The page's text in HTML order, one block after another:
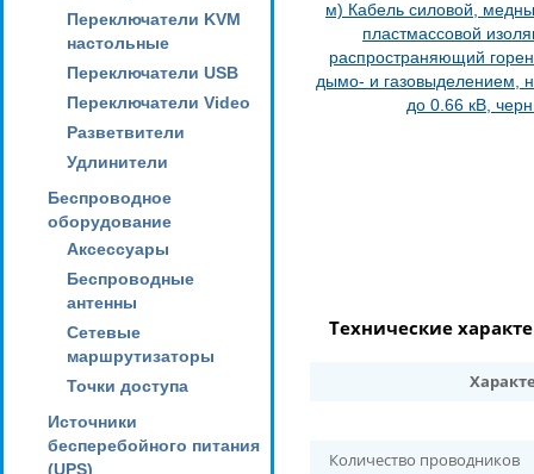
Переключатели KVM
настольные
Переключатели USB
Переключатели Video
Разветвители
Удлинители
Беспроводное
оборудование
Аксессуары
Беспроводные
антенны
Сетевые
маршрутизаторы
Точки доступа
Источники
бесперебойного питания
(UPS)
Технические
Количество проводников